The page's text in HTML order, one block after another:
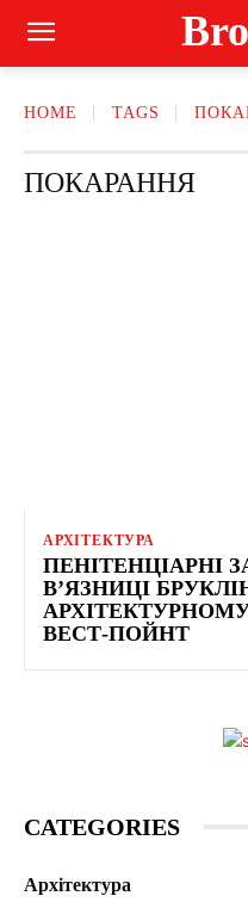
HOME TAGS
ПОКАРАННЯ
АРХІТЕКТУРА
ПЕНІТЕНЦІАРНІ
В’ЯЗНИЦІ
ВЕСТ-ПОЙНТ
CATEGORIES
Архітектура